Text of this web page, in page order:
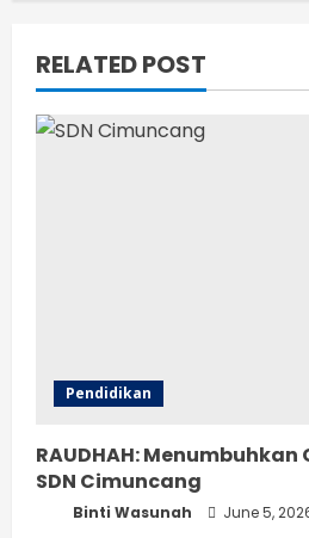
RELATED POST
Pendidikan
RAUDHAH:
SDN Cimuncang
Binti Wasunah June 5,